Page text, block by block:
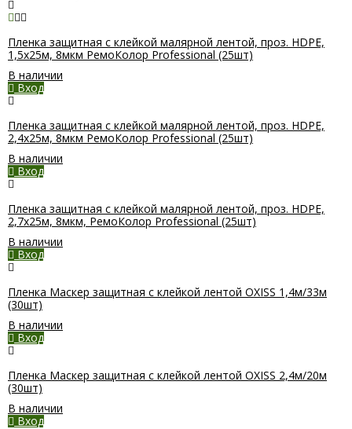
Пленка защитная с клейкой малярной лентой, проз. HDPE,
1,5х25м, 8мкм РемоКолор Professional (25шт)
В наличии
Вход
Пленка защитная с клейкой малярной лентой, проз. HDPE,
2,4х25м, 8мкм РемоКолор Professional (25шт)
В наличии
Вход
Пленка защитная с клейкой малярной лентой, проз. HDPE,
2,7х25м, 8мкм, РемоКолор Professional (25шт)
В наличии
Вход
Пленка Маскер защитная с клейкой лентой OXISS 1,4м/33м
(30шт)
В наличии
Вход
Пленка Маскер защитная с клейкой лентой OXISS 2,4м/20м
(30шт)
В наличии
Вход